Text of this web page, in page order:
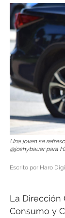
Una joven se
@joshybauer para
Escrito por Haro
La Dirección
Consumo y